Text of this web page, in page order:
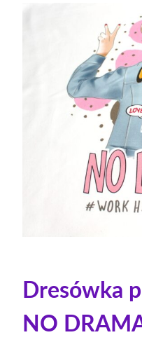
Dresówka
NO